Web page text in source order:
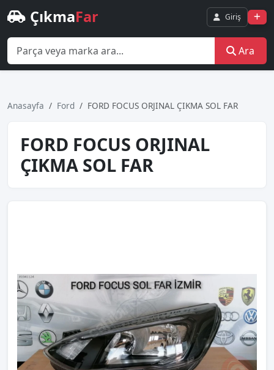
ÇıkmaFar Giriş
Ara
Anasayfa Ford FORD FOCUS ORJINAL ÇIKMA SOL FAR
FORD FOCUS ORJINAL
ÇIKMA SOL FAR